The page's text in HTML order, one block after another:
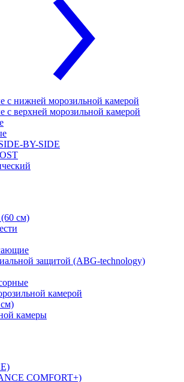
с нижней морозильной камерой
с верхней морозильной камерой
BY-SIDE
см)
защитой (ABG-technology)
камерой
камеры
COMFORT+)